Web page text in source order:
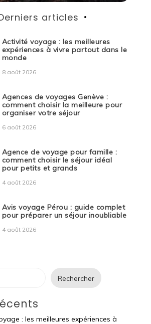
articles
Activité voyage : les meilleures
expériences à vivre partout dans le
monde
8 août 2026
Agences de voyages Genève :
comment choisir la meilleure pour
organiser votre séjour
6 août 2026
Agence de voyage pour famille :
comment choisir le séjour idéal
pour petits et grands
4 août 2026
Avis voyage Pérou : guide complet
pour préparer un séjour inoubliable
4 août 2026
Rechercher
: les meilleures expériences à